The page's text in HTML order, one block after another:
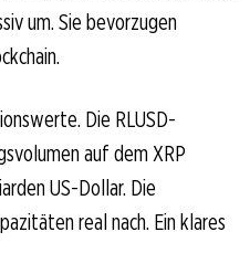
um. Sie bevorzugen
Die RLUSD-
auf dem XRP
US-Dollar. Die
real nach. Ein klares